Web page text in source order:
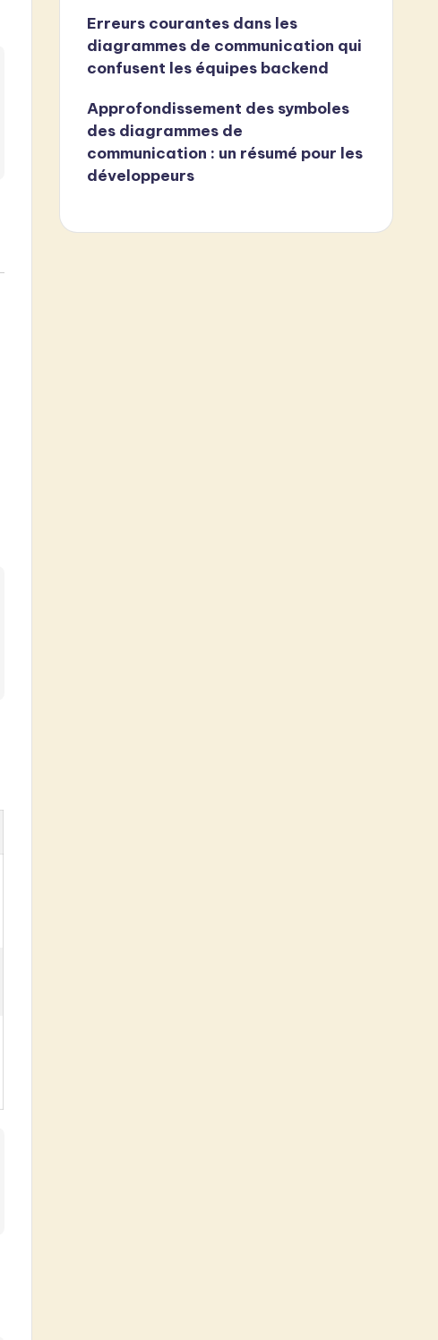
Erreurs courantes dans les
diagrammes de communication qui
confusent les équipes backend
Approfondissement des symboles
des diagrammes de
communication : un résumé pour les
développeurs